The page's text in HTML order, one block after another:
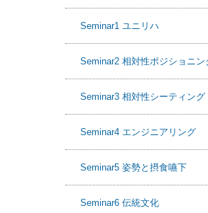
Seminar1 ユニリハ
Seminar2 相対性ポジショニン
Seminar3 相対性シーティング
Seminar4 エンジニアリング
Seminar5 姿勢と摂食嚥下
Seminar6 伝統文化